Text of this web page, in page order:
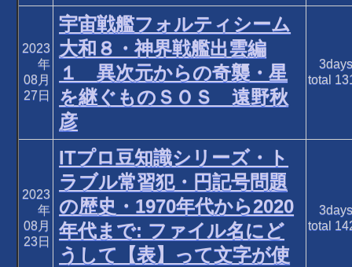
2023
年
08月
27日
宇宙戦艦フォルティシーム
大和８・神界戦艦出雲編
１ 異次元からの奇襲・星
を継ぐものＳＯＳ 遠野秋
彦
total
2023
年
08月
23日
ITプロ豆知識シリーズ・ト
ラブル常習犯・円記号問題
の歴史・1970年代から2020
年代まで: ファイル名にど
うして【表】って文字が使
total